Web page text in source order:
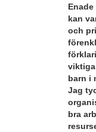
kan
och
barn i
Jag
bra